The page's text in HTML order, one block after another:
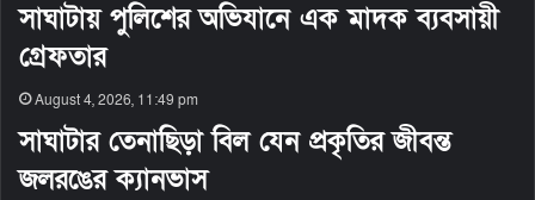
সাঘাটায় পুলিশের অভিযানে এক মাদক ব্যবসায়ী
গ্রেফতার
August 4, 2026, 11:49 pm
সাঘাটার তেনাছিড়া বিল যেন প্রকৃতির জীবন্ত
জলরঙের ক্যানভাস